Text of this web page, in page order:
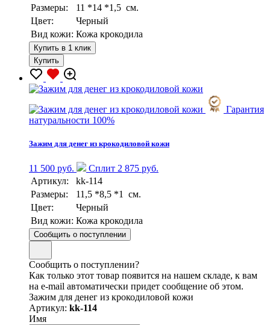
Размеры:
11 *14 *1,5 см.
Цвет:
Черный
Вид кожи: Кожа крокодила
Купить в 1 клик
Купить
Гарантия
натуральности 100%
Зажим для денег из крокодиловой кожи
11 500 руб.
Сплит 2 875 руб.
Артикул:
kk-114
Размеры:
11,5 *8,5 *1 см.
Цвет:
Черный
Вид кожи: Кожа крокодила
Сообщить о поступлении
Сообщить о поступлении?
Как только этот товар появится на нашем складе, к вам
на e-mail автоматически придет сообщение об этом.
Зажим для денег из крокодиловой кожи
Артикул: kk-114
Имя